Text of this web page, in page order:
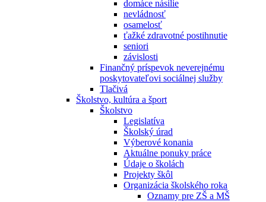
domáce násilie
nevládnosť
osamelosť
ťažké zdravotné postihnutie
seniori
závislosti
Finančný príspevok neverejnému
poskytovateľovi sociálnej služby
Tlačivá
Školstvo, kultúra a šport
Školstvo
Legislatíva
Školský úrad
Výberové konania
Aktuálne ponuky práce
Údaje o školách
Projekty škôl
Organizácia školského roka
Oznamy pre ZŠ a MŠ